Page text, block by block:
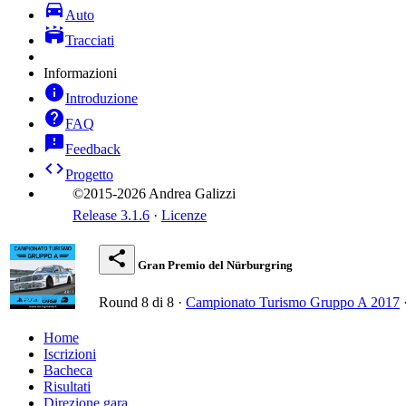
directions_car Auto
stadiumTracciati
Informazioni
infoIntroduzione
helpFAQ
feedbackFeedback
codeProgetto
©2015-2026 Andrea Galizzi
Release 3.1.6 · Licenze
share Gran Premio del Nürburgring
Round 8 di 8 · Campionato Turismo Gruppo A 2017 ·
Home
Iscrizioni
Bacheca
Risultati
Direzione gara